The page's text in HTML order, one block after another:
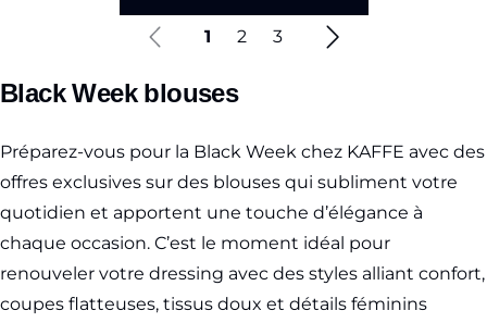
1 2 3
Black Week blouses
Préparez-vous pour la Black Week chez KAFFE avec des
offres exclusives sur des blouses qui subliment votre
quotidien et apportent une touche d’élégance à
chaque occasion. C’est le moment idéal pour
renouveler votre dressing avec des styles alliant confort,
coupes flatteuses, tissus doux et détails féminins